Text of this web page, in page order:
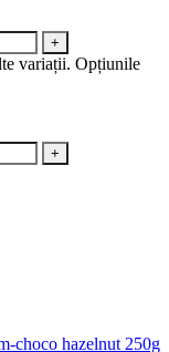
variații. Opțiunile